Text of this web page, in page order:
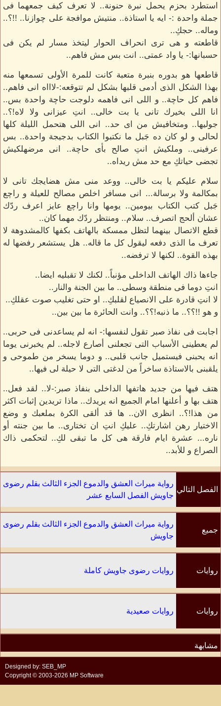
استطرد بحزم يحمل نبرة حنونة.. لا تعرف كيف جمعهما فى
جملة واحدة :- ايه يا استاذة.. منتيش موافجة على چوازنا.. !!؟..
وماله.. حجكِ..
قاطعته و هى ترى انحراف الحوار ليتخذ مسار لم يكن فى
حسبانها:- يا واد عمتى.. انت بس مش فاهم..
قاطعها هو بدوره بنبرة متعبة كانت للمرة الأولى تسمعها منه
بهذا الشكل الذى أدمى قلبها بشكل لم تتوقعه:-لاااه انى فاهم..
فاهم كل حاچة.. و اللى انى فاهمه دلوجت حاچة واحدة بس..
انا اللى بخيرك تانى يا بت خالى.. انتِ عيزانى ولا لاه!؟..
جوليها.. ومتخافيش من اى حد.. انى اللى هتحمل الليلة كلها
لحالى و لو كان ده جَبل ما نكتبوا الكتاب بدجيجة واحدة.. بس
عرفينى.. وملكيش انتِ صالح بأى حاچة.. انى مرضهلكيش
تجضى حياتكِ مع حد مش ريداه..
سلام عليكم يا بت خالى.. ووعد منى مش هضايجك تانى لا
بمكالمة ولا برسالة... انى مسافر اخلص مصالح للعيلة و راچع
جَبل كتب الكتاب بيومين.. يومها وانا راچع عايز اعرف ردّك
عشان ألحج اتصرف.. سلام.. ومنتظر ردّك مهما كان..
قطع الاتصال بينهما لتظل ممسكة بالهاتف بكفها كالمشدوهة لا
تعرف ما الذى دفعه ليقول كل ما قاله.. هل يستشعر رفضها له
بهذه القوة.. لكنها لا ترفضه..
جاءها ذاك الهاتف الداخلى مؤنباً.. لكنك لا تقبليه ايضا..
انتِ دوما فى منطقة وسطى.. ما بين الجنة والنار..
لا انتِ قادرة على الانصياع لقلبكِ.. او حتى تغليب صوت عقلكِ..
و هو !!؟؟.. ما ذنبه!؟؟.. وانت الحائرة ما بين بين..
اجابت فى نفاذ صبر تقول لنفسها:- انه لم يساعدنى فى حربى..
لم يعطينى الأسباب التى تجعلنى أصارع لاجله.. لم يخبرنى يوما
انه يحبنى فيستميل جانب قلبى.. و دوما يسخر من طموحى و
يلقبنى بالاستاذة ساخراً من لدغتى التى لا حيلة لى فيها..
هتف فيها من جديد هاتفها الداخلى بنفاذ صبر:-لا.. لقد فعل..
هتف بها و أعلنها امام الجميع انه يريدك.. ماذا تريدين إثبات اكثر
من هذا!؟.. انظرى الان.. ها قد ألقى الكرة بملعبك و وضع
الاختيار رهن اشارتكِ.. عليكِ انتِ ان تختارى.. ما بين جنته أو
ناره... عشرة ايام فارقة هى كل ما تبقى لكِ.. لتحكمى ذاك
الصراع و للأبد..
الفصل التالي
رواية ميراث العشق والدموع الجزء الثالث بقلم رضوى
جاويش الفصل السابع عشر
جميع
رواية ميراث العشق والدموع الجزء الثالث بقلم رضوى
جاويش
روايات روايات رضوى جاويش كاملة
روايات
مشابهة
روايات صعيدية
Designed by: SEB_MP
Copyright © 2003-2026 MP Software